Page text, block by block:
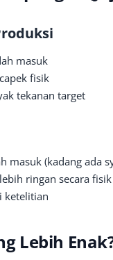
masuk
fisik
tekanan target
masuk (kadang ada
ringan secara fisik
ketelitian
Lebih